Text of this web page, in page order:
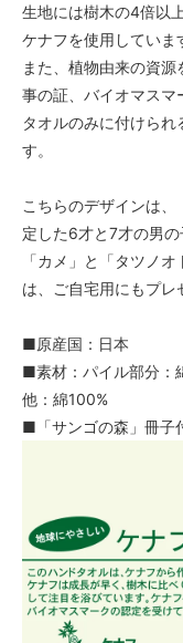
生地には樹木の4倍以
ケナフを使用していま
また、植物由来の資
事の証、バイオマスマ
タオルのみに付けら
す。
こちらのデザインは
定した6才と7才の男の
「カメ」と「タツノ
は、ご自宅用にもプレ
■原産国：日本
■素材：パイル部分
他：綿100%
■「サンゴの森」冊子